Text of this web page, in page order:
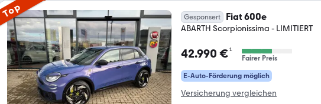
Top Gesponsert Fiat 600e
ABARTH Scorpionissima - LIMITIERT
42.990 €¹
Fairer Preis
E-Auto-Förderung möglich
Versicherung vergleichen